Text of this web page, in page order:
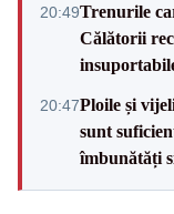
20:49Trenurile
Călătorii
20:47Ploile și
sunt
îmbunătăți